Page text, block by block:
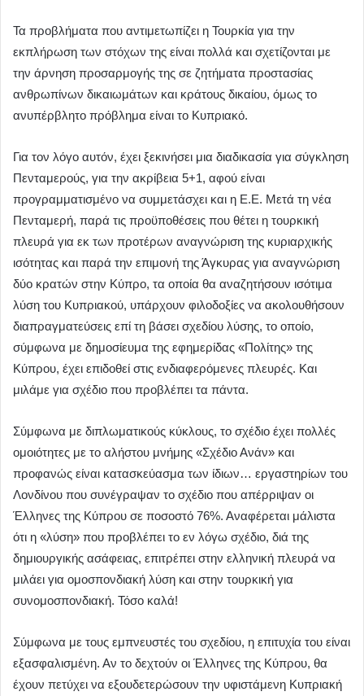
Τα προβλήματα που αντιμετωπίζει η Τουρκία για την
εκπλήρωση των στόχων της είναι πολλά και σχετίζονται με
την άρνηση προσαρμογής της σε ζητήματα προστασίας
ανθρωπίνων δικαιωμάτων και κράτους δικαίου, όμως το
ανυπέρβλητο πρόβλημα είναι το Κυπριακό.
Για τον λόγο αυτόν, έχει ξεκινήσει μια διαδικασία για σύγκληση
Πενταμερούς, για την ακρίβεια 5+1, αφού είναι
προγραμματισμένο να συμμετάσχει και η Ε.Ε. Μετά τη νέα
Πενταμερή, παρά τις προϋποθέσεις που θέτει η τουρκική
πλευρά για εκ των προτέρων αναγνώριση της κυριαρχικής
ισότητας και παρά την επιμονή της Άγκυρας για αναγνώριση
δύο κρατών στην Κύπρο, τα οποία θα αναζητήσουν ισότιμα
λύση του Κυπριακού, υπάρχουν φιλοδοξίες να ακολουθήσουν
διαπραγματεύσεις επί τη βάσει σχεδίου λύσης, το οποίο,
σύμφωνα με δημοσίευμα της εφημερίδας «Πολίτης» της
Κύπρου, έχει επιδοθεί στις ενδιαφερόμενες πλευρές. Και
μιλάμε για σχέδιο που προβλέπει τα πάντα.
Σύμφωνα με διπλωματικούς κύκλους, το σχέδιο έχει πολλές
ομοιότητες με το αλήστου μνήμης «Σχέδιο Ανάν» και
προφανώς είναι κατασκεύασμα των ίδιων… εργαστηρίων του
Λονδίνου που συνέγραψαν το σχέδιο που απέρριψαν οι
Έλληνες της Κύπρου σε ποσοστό 76%. Αναφέρεται μάλιστα
ότι η «λύση» που προβλέπει το εν λόγω σχέδιο, διά της
δημιουργικής ασάφειας, επιτρέπει στην ελληνική πλευρά να
μιλάει για ομοσπονδιακή λύση και στην τουρκική για
συνομοσπονδιακή. Τόσο καλά!
Σύμφωνα με τους εμπνευστές του σχεδίου, η επιτυχία του είναι
εξασφαλισμένη. Αν το δεχτούν οι Έλληνες της Κύπρου, θα
έχουν πετύχει να εξουδετερώσουν την υφιστάμενη Κυπριακή